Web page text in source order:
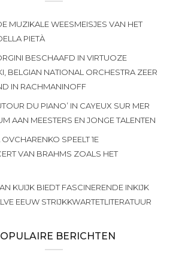
MUZIKALE WEESMEISJES VAN HET
PIETÀ
BESCHAAFD IN VIRTUOZE
BELGIAN NATIONAL ORCHESTRA ZEER
IN RACHMANINOFF
DU PIANO’ IN CAYEUX SUR MER
AAN MEESTERS EN JONGE TALENTEN
OVCHARENKO SPEELT 1E
VAN BRAHMS ZOALS HET
KUIJK BIEDT FASCINERENDE INKIJK
EEUW STRIJKKWARTETLITERATUUR
BERICHTEN